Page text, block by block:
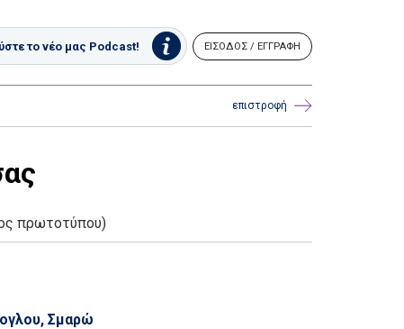
το νέο μας Podcast! ΕΙΣΟΔΟΣ / ΕΓΓΡΑΦΗ
επιστροφή
πρωτοτύπου)
Σμαρώ